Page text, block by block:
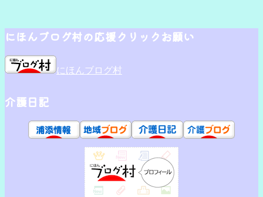
にほんブログ村の応援クリックお願い
にほんブログ村
介護日記